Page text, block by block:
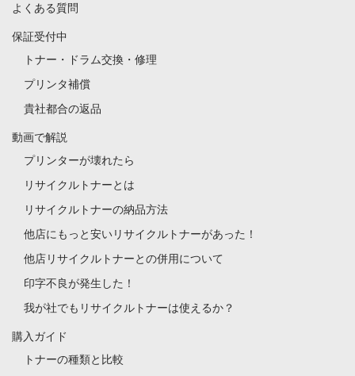
よくある質問
保証受付中
トナー・ドラム交換・修理
プリンタ補償
貴社都合の返品
動画で解説
プリンターが壊れたら
リサイクルトナーとは
リサイクルトナーの納品方法
他店にもっと安いリサイクルトナーがあった！
他店リサイクルトナーとの併用について
印字不良が発生した！
我が社でもリサイクルトナーは使えるか？
購入ガイド
トナーの種類と比較